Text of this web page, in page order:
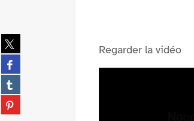
Partager
sur
twitter
(Nouvelle
fenêtre)
Partager
sur
facebook
(Nouvelle
fenêtre)
Partager
sur
tumblr
Partager
sur
Regarder la vidéo